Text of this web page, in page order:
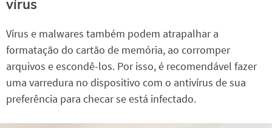
vírus
Vírus e malwares também podem atrapalhar a
formatação do cartão de memória, ao corromper
arquivos e escondê-los. Por isso, é recomendável fazer
uma varredura no dispositivo com o antivírus de sua
preferência para checar se está infectado.